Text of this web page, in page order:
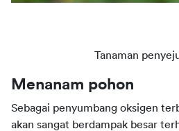
Tanaman
Menanam pohon
Sebagai penyumbang oksigen
akan sangat berdampak besar